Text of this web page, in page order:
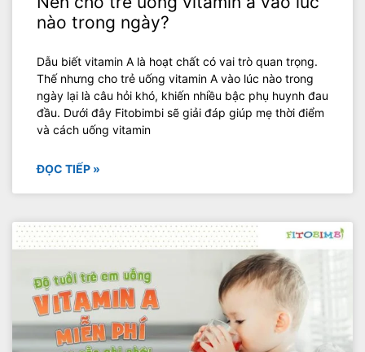
nào trong ngày?
Dẫu biết vitamin A là hoạt chất có vai trò quan trọng.
Thế nhưng cho trẻ uống vitamin A vào lúc nào trong
ngày lại là câu hỏi khó, khiến nhiều bậc phụ huynh đau
đầu. Dưới đây Fitobimbi sẽ giải đáp giúp mẹ thời điểm
và cách uống vitamin
ĐỌC TIẾP »